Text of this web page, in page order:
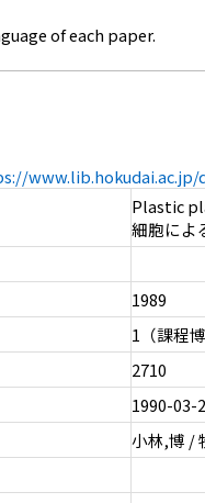
of each paper.
www.lib.hokudai.ac.jp/
Plastic
細胞によ
1989
1（課程
2710
1990-03-
小林,博 /